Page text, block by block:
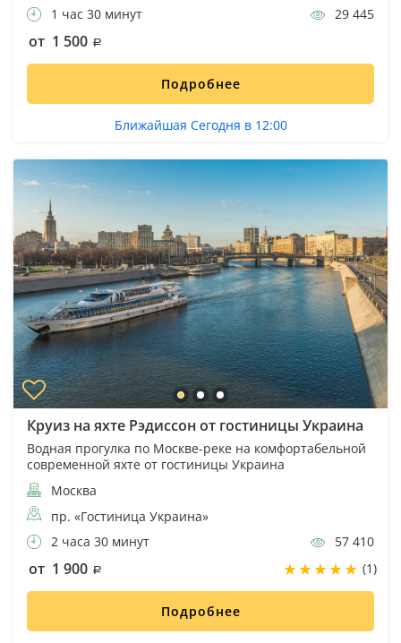
1 час 30 минут
29 445
от 1 500
Подробнее
Ближайшая Сегодня в 12:00
Круиз на яхте Рэдиссон от гостиницы Украина
Водная прогулка по Москве-реке на комфортабельной
современной яхте от гостиницы Украина
Москва
пр. «Гостиница Украина»
2 часа 30 минут
57 410
от 1 900 (1)
Подробнее